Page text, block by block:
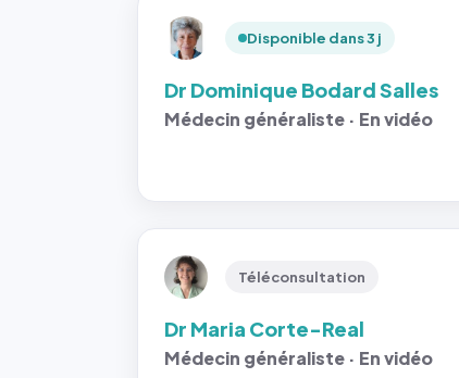
Disponible dans 3 j
Dr Dominique Bodard Salles
Médecin généraliste · En vidéo
Téléconsultation
Dr Maria Corte-Real
Médecin généraliste · En vidéo